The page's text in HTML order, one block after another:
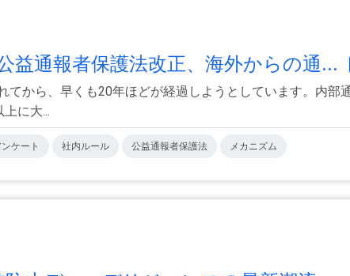
益通報者保護法改正、海外からの通...
から、早くも20年ほどが経過しようとしています。内部
に大...
ンケート 社内ルール 公益通報者保護法 メカニズム